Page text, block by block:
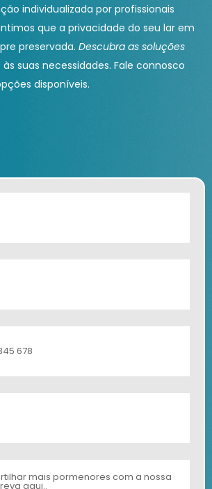
individualizada por profissionais
que a privacidade do seu lar em
preservada. Descubra as soluções
suas necessidades. Fale connosco
disponíveis.